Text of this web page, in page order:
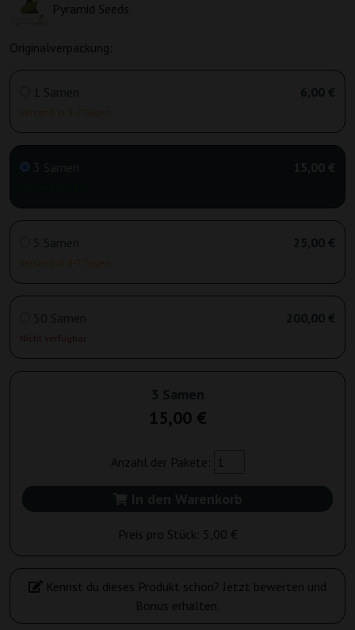
Pyramid Seeds
Originalverpackung:
1 Samen
Versand in 3-7 Tagen
6,00 €
3 Samen 15,00 €
5 Samen
Versand in 3-7 Tagen
25,00 €
50 Samen
Nicht verfügbar
200,00 €
3 Samen
15,00 €
Anzahl der Pakete:
In den Warenkorb
Preis pro Stück: 5,00 €
Kennst du dieses Produkt schon? Jetzt bewerten und
Bonus erhalten.